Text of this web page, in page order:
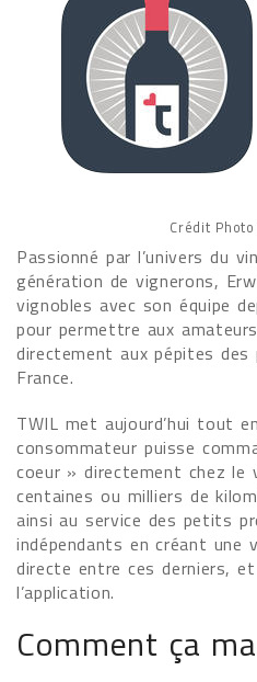
Crédit
Passionné par l’univers du
génération de vignerons,
vignobles avec son équipe
pour permettre aux
directement aux pépites
France.
TWIL met aujourd’hui tout
consommateur puisse
coeur » directement chez le
centaines ou milliers de
ainsi au service des petits
indépendants en créant une
directe entre ces derniers,
l’application.
Comment ça